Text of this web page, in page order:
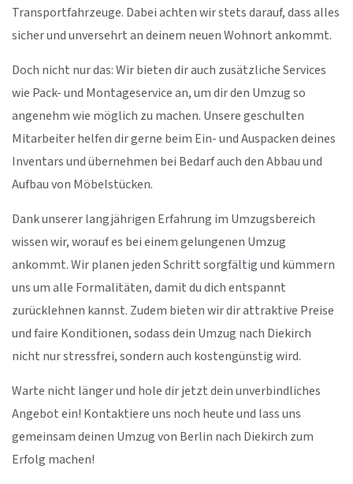
Transportfahrzeuge. Dabei achten wir stets darauf, dass alles
sicher und unversehrt an deinem neuen Wohnort ankommt.
Doch nicht nur das: Wir bieten dir auch zusätzliche Services
wie Pack- und Montageservice an, um dir den Umzug so
angenehm wie möglich zu machen. Unsere geschulten
Mitarbeiter helfen dir gerne beim Ein- und Auspacken deines
Inventars und übernehmen bei Bedarf auch den Abbau und
Aufbau von Möbelstücken.
Dank unserer langjährigen Erfahrung im Umzugsbereich
wissen wir, worauf es bei einem gelungenen Umzug
ankommt. Wir planen jeden Schritt sorgfältig und kümmern
uns um alle Formalitäten, damit du dich entspannt
zurücklehnen kannst. Zudem bieten wir dir attraktive Preise
und faire Konditionen, sodass dein Umzug nach Diekirch
nicht nur stressfrei, sondern auch kostengünstig wird.
Warte nicht länger und hole dir jetzt dein unverbindliches
Angebot ein! Kontaktiere uns noch heute und lass uns
gemeinsam deinen Umzug von Berlin nach Diekirch zum
Erfolg machen!